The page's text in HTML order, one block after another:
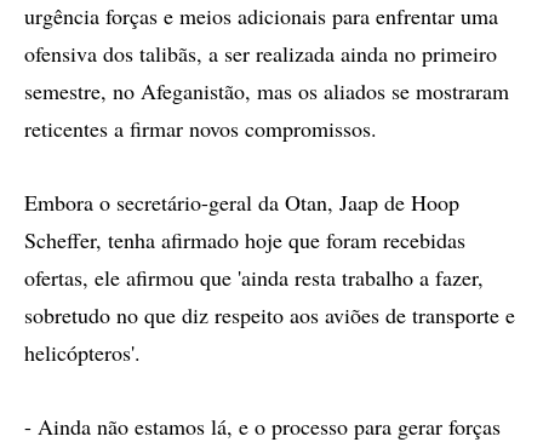
urgência forças e meios adicionais para enfrentar uma
ofensiva dos talibãs, a ser realizada ainda no primeiro
semestre, no Afeganistão, mas os aliados se mostraram
reticentes a firmar novos compromissos.
Embora o secretário-geral da Otan, Jaap de Hoop
Scheffer, tenha afirmado hoje que foram recebidas
ofertas, ele afirmou que 'ainda resta trabalho a fazer,
sobretudo no que diz respeito aos aviões de transporte e
helicópteros'.
- Ainda não estamos lá, e o processo para gerar forças